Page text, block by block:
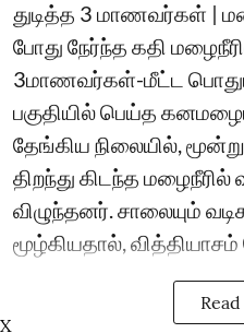
துடித்த 3 மாணவர்கள் |
போது நேர்ந்த கதி
3மாணவர்கள்-மீட்ட
பகுதியில் பெய்த
தேங்கிய நிலையில்,
திறந்து கிடந்த மழைநீரில்
விழுந்தனர். சாலையும்
மூழ்கியதால்,
X